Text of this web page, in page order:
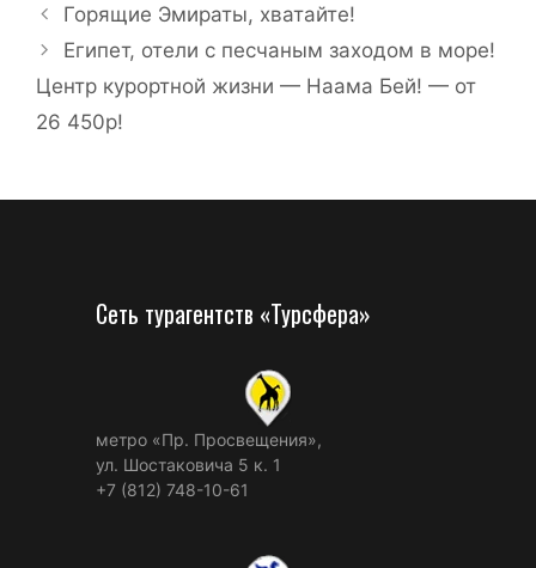
Горящие Эмираты, хватайте!
Египет, отели с песчаным заходом в море!
Центр курортной жизни — Наама Бей! — от
26 450р!
Сеть турагентств «Турсфера»
метро «Пр. Просвещения»,
ул. Шостаковича 5 к. 1
+7 (812) 748-10-61